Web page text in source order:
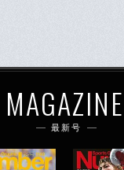
MAGAZINE
最新号